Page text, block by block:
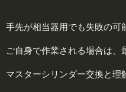
手先が相当器用でも失敗の可
ご自身で作業される場合は、
マスターシリンダー交換と理